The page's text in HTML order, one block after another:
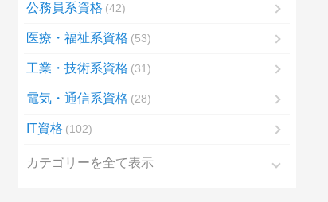
公務員系資格 42
医療・福祉系資格 53
工業・技術系資格 31
電気・通信系資格 28
IT資格 102
カテゴリーを全て表示